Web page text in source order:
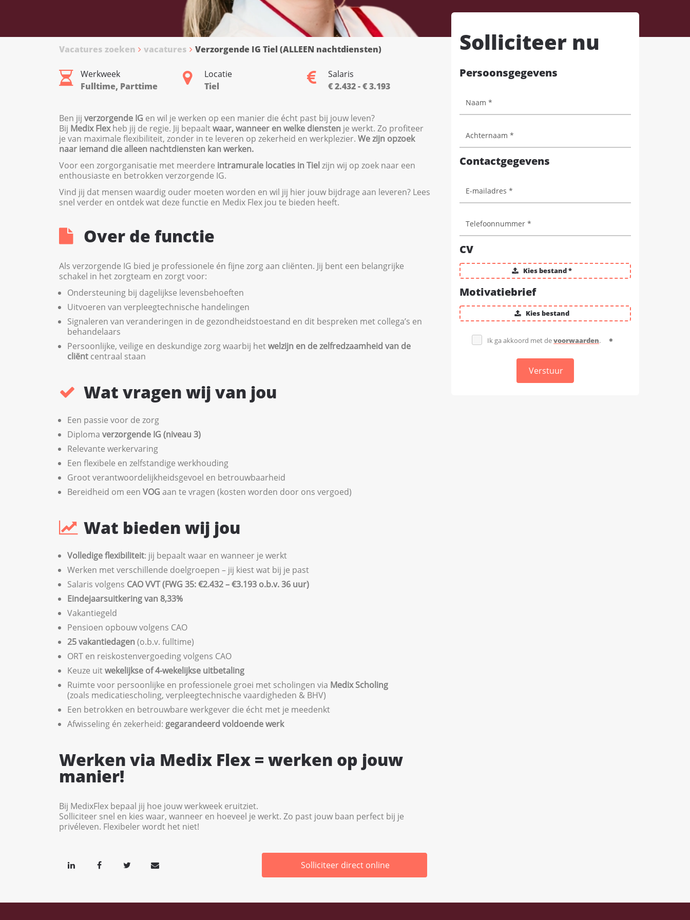
Vacatures zoeken vacatures Verzorgende IG Tiel (ALLEEN nachtdiensten)
Werkweek
Fulltime, Parttime
Locatie
Tiel
Salaris
€ 2.432 - € 3.193
Ben jij verzorgende IG en wil je werken op een manier die écht past bij jouw leven?
Bij Medix Flex heb jij de regie. Jij bepaaltwaar, wanneer en welke diensten je werkt. Zo profiteer
je van maximale flexibiliteit, zonder in te leveren op zekerheid en werkplezier. We zijn opzoek
naar iemand die alleen nachtdiensten kan werken.
Voor een zorgorganisatie met meerdere intramurale locaties in Tiel zijn wij op zoek naar een
enthousiaste en betrokken verzorgende IG.
Vind jij dat mensen waardig ouder moeten worden en wil jij hier jouw bijdrage aan leveren? Lees
snel verder en ontdek wat deze functie en Medix Flex jou te bieden heeft.
Over de functie
Als verzorgende IG bied je professionele én fijne zorg aan cliënten. Jij bent een belangrijke
schakel in het zorgteam en zorgt voor:
Ondersteuning bij dagelijkse levensbehoeften
Uitvoeren van verpleegtechnische handelingen
Signaleren van veranderingen in de gezondheidstoestand en dit bespreken met collega’s en
behandelaars
Persoonlijke, veilige en deskundige zorg waarbij hetwelzijn en de zelfredzaamheid van de
cliënt centraal staan
Wat vragen wij van jou
Een passie voor de zorg
Diploma verzorgende IG (niveau 3)
Relevante werkervaring
Een flexibele en zelfstandige werkhouding
Groot verantwoordelijkheidsgevoel en betrouwbaarheid
Bereidheid om een VOG aan te vragen (kosten worden door ons vergoed)
Wat bieden wij jou
Volledige flexibiliteit: jij bepaalt waar en wanneer je werkt
Werken met verschillende doelgroepen – jij kiest wat bij je past
Salaris volgens CAO VVT (FWG 35: €2.432 – €3.193 o.b.v. 36 uur)
Eindejaarsuitkering van 8,33%
Vakantiegeld
Pensioen opbouw volgens CAO
25 vakantiedagen(o.b.v. fulltime)
ORT en reiskostenvergoeding volgens CAO
Keuze uitwekelijkse of 4-wekelijkse uitbetaling
Ruimte voor persoonlijke en professionele groei met scholingen via MedixScholing
(zoals medicatiescholing, verpleegtechnische vaardigheden & BHV)
Een betrokken en betrouwbare werkgever die écht met je meedenkt
Afwisseling én zekerheid: gegarandeerd voldoende werk
Werken via Medix Flex = werken op jouw
manier!
Bij MedixFlex bepaal jij hoe jouw werkweek eruitziet.
Solliciteer snel en kies waar, wanneer en hoeveel je werkt. Zo past jouw baan perfect bij je
privéleven. Flexibeler wordt het niet!
Solliciteer direct online
Solliciteer nu
Persoonsgegevens
Contactgegevens
CV
Kies bestand *
Motivatiebrief
Kies bestand
Ik ga akkoord met devoorwaarden.
Verstuur